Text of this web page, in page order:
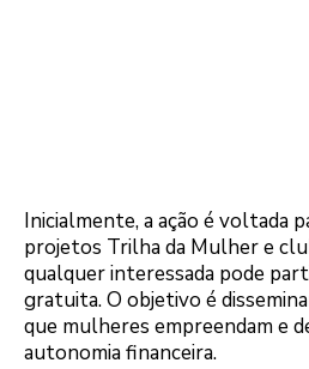
Inicialmente, a ação é voltada
projetos Trilha da Mulher e
qualquer interessada pode
gratuita. O objetivo é
que mulheres empreendam e
autonomia financeira.